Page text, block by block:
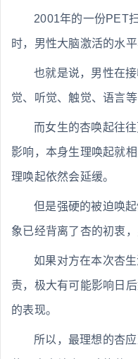
2001年的一份PET
时，男性大脑激活的水
也就是说，男性在
觉、听觉、触觉、语言
而女生的杏唤起往
影响，本身生理唤起就
理唤起依然会延缓。
但是强硬的被迫唤
象已经背离了杏的初衷
如果对方在本次杏
责，极大有可能影响日
的表现。
所以，最理想的杏